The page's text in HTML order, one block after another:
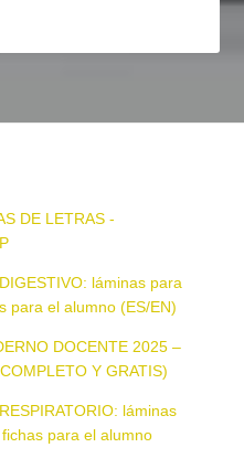
DE LETRAS -
láminas para
para el alumno (ES/EN)
DOCENTE 2025 –
Y GRATIS)
láminas
para el alumno